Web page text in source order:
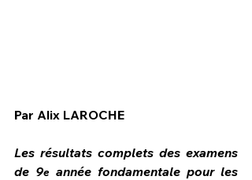
Par Alix LAROCHE
Les résultats complets des examens
de 9e année fondamentale pour les